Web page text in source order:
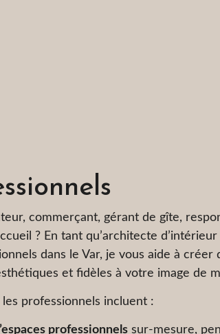
commerçant, gérant de gîte,
? En tant qu’architecte
dans le Var, je vous aide à créer
et fidèles à votre image de
professionnels incluent :
professionnels sur-mesure,